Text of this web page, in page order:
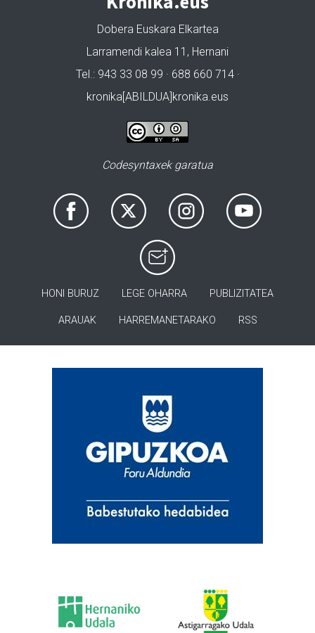
Dobera Euskara Elkartea
Larramendi kalea 11, Hernani
Tel.: 943 33 08 99 · 688 660 714 ·
kronika[ABILDUA]kronika.eus
Codesyntaxek garatua
HONI BURUZ LEGE OHARRA PUBLIZITATEA
ARAUAK HARREMANETARAKO RSS